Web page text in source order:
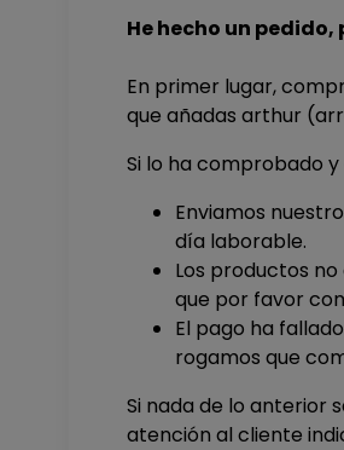
He hecho un
En primer lugar,
que añadas arthur
Si lo ha comprobado
Enviamos
día laborable.
Los productos
que por favor
El pago ha
rogamos que
Si nada de lo anterior
atención al cliente